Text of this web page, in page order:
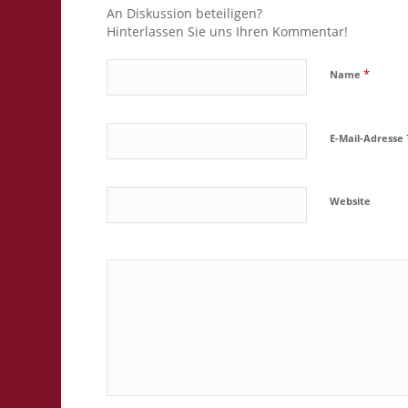
An Diskussion beteiligen?
Hinterlassen Sie uns Ihren Kommentar!
Name*
E-Mail-Adresse
Website